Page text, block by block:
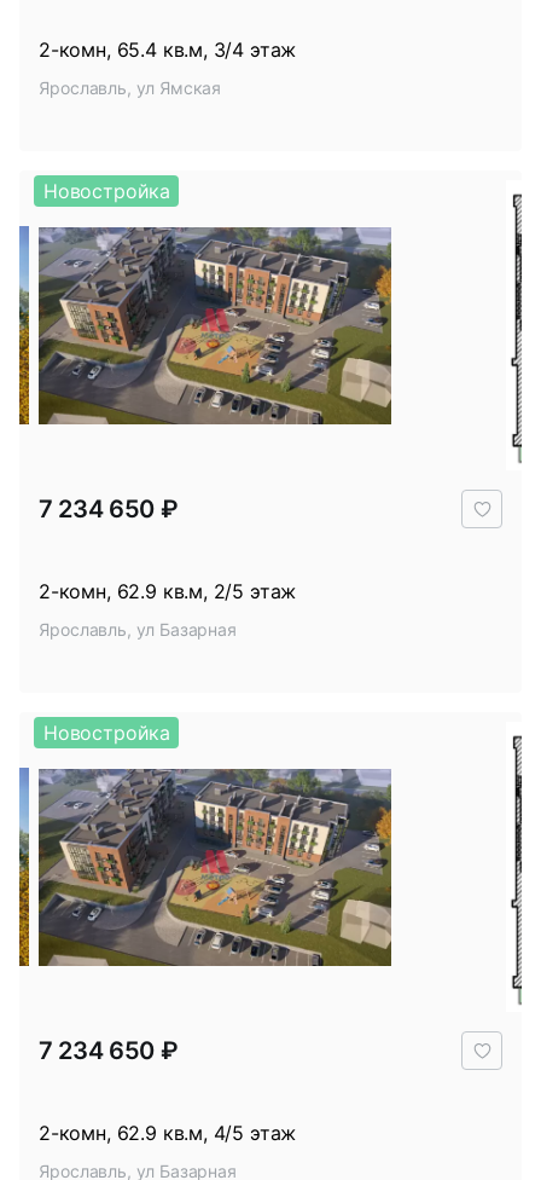
2-комн, 65.4 кв.м, 3/4 этаж
Ярославль, ул Ямская
2-комн, 62.9 кв.м, 2/5 этаж
Ярославль, ул Базарная
7 234 650 ₽
Новостройка
2-комн, 62.9 кв.м, 4/5 этаж
Ярославль, ул Базарная
7 234 650 ₽
Новостройка